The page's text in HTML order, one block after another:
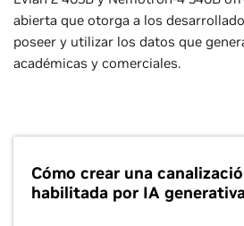
abierta que otorga a los
poseer y utilizar los datos que
académicas y comerciales.
Cómo crear una
habilitada por IA generativa